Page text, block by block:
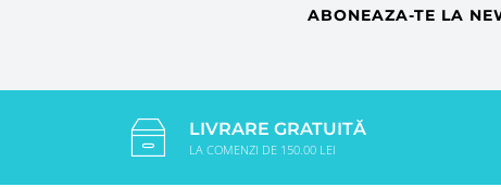
ABONEAZA-TE LA
LIVRARE GRATUITĂ
LA COMENZI DE 150.00 LEI